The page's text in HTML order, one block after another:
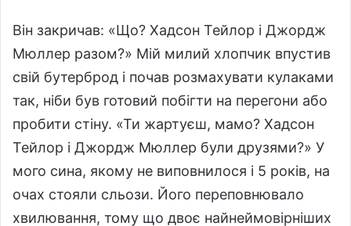
Він закричав: «Що? Хадсон Тейлор і Джордж
Мюллер разом?» Мій милий хлопчик впустив
свій бутерброд і почав розмахувати кулаками
так, ніби був готовий побігти на перегони або
пробити стіну. «Ти жартуєш, мамо? Хадсон
Тейлор і Джордж Мюллер були друзями?» У
мого сина, якому не виповнилося і 5 років, на
очах стояли сльози. Його переповнювало
хвилювання, тому що двоє найнеймовірніших